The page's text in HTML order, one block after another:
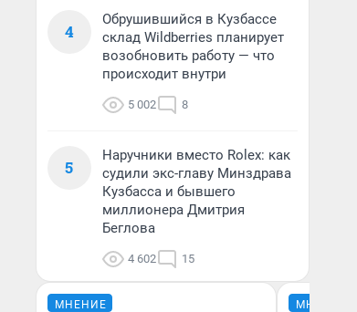
4
Обрушившийся в Кузбассе
склад Wildberries планирует
возобновить работу — что
происходит внутри
5 002 8
5
Наручники вместо Rolex: как
судили экс-главу Минздрава
Кузбасса и бывшего
миллионера Дмитрия
Беглова
4 602 15
МНЕНИЕ МНЕНИЕ